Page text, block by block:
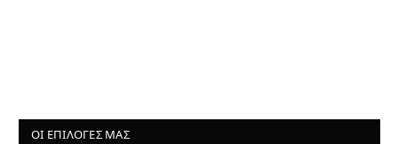
ΟΙ ΕΠΙΛΟΓΈΣ ΜΑΣ